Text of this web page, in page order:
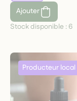
Ajouter
Stock disponible : 6